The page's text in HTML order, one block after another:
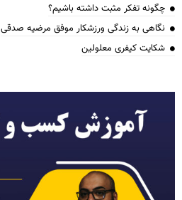
چگونه تفکر مثبت داشته باشیم؟
نگاهی به زندگی ورزشکار موفق مرضیه صدقی
شکایت کیفری معلولین